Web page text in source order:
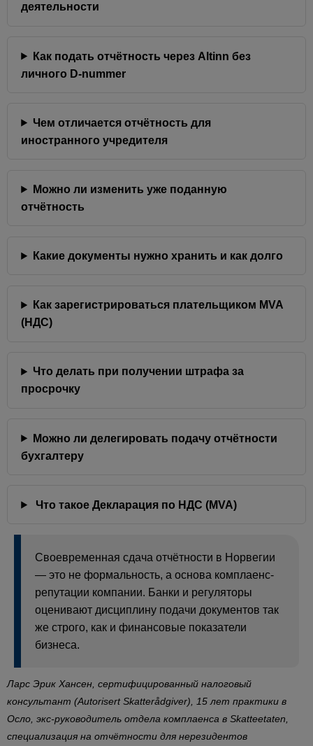
деятельности
Как подать отчётность через Altinn без
личного D-nummer
Чем отличается отчётность для
иностранного учредителя
Можно ли изменить уже поданную
отчётность
Какие документы нужно хранить и как долго
Как зарегистрироваться плательщиком MVA
(НДС)
Что делать при получении штрафа за
просрочку
Можно ли делегировать подачу отчётности
бухгалтеру
Что такое Декларация по НДС (MVA)
Своевременная сдача отчётности в Норвегии
— это не формальность, а основа комплаенс-
репутации компании. Банки и регуляторы
оценивают дисциплину подачи документов так
же строго, как и финансовые показатели
бизнеса.
Ларс Эрик Хансен, сертифицированный налоговый
консультант (Autorisert Skatterådgiver), 15 лет практики в
Осло, экс-руководитель отдела комплаенса в Skatteetaten,
специализация на отчётности для нерезидентов